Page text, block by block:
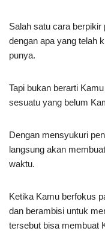
Salah satu cara
dengan apa yang telah
punya.
Tapi bukan berarti
sesuatu yang belum
Dengan mensyukuri
langsung akan
waktu.
Ketika Kamu berfokus
dan berambisi untuk
tersebut bisa membuat